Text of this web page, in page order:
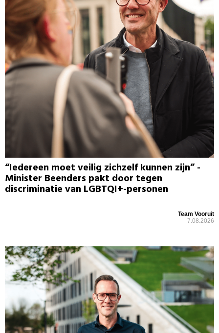
“Iedereen moet veilig zichzelf kunnen zijn” -
Minister Beenders pakt door tegen
discriminatie van LGBTQI+-personen
Team Vooruit
7.08.2026